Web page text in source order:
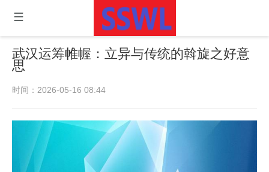
武汉运筹帷幄：立异与传统的斡旋之好意
思
时间：2026-05-16 08:44